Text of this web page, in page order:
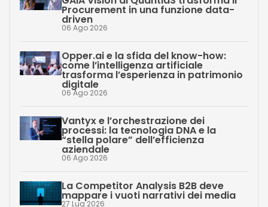
Procurement in una funzione data-
driven
06 Ago 2026
Opper.ai e la sfida del know-how:
come l’intelligenza artificiale
trasforma l’esperienza in patrimonio
digitale
06 Ago 2026
Vantyx e l’orchestrazione dei
processi: la tecnologia DNA e la
“stella polare” dell’efficienza
aziendale
06 Ago 2026
La Competitor Analysis B2B deve
mappare i vuoti narrativi dei media
27 Lug 2026